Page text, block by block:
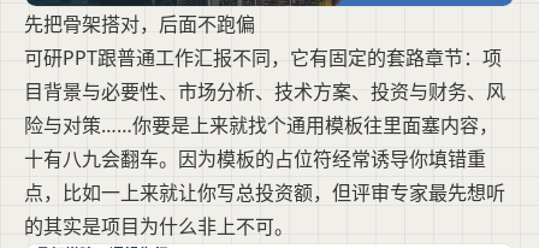
先把骨架搭对，后面不跑偏
可研PPT跟普通工作汇报不同，它有固定的套路章节：项
目背景与必要性、市场分析、技术方案、投资与财务、风
险与对策……你要是上来就找个通用模板往里面塞内容，
十有八九会翻车。因为模板的占位符经常诱导你填错重
点，比如一上来就让你写总投资额，但评审专家最先想听
的其实是项目为什么非上不可。